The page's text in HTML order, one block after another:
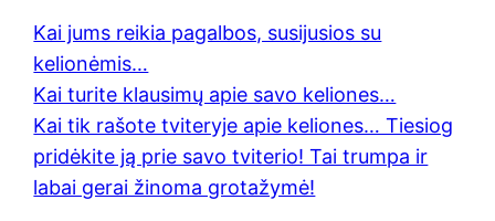
Kai jums reikia pagalbos, susijusios su
kelionėmis…
Kai turite klausimų apie savo keliones…
Kai tik rašote tviteryje apie keliones… Tiesiog
pridėkite ją prie savo tviterio! Tai trumpa ir
labai gerai žinoma grotažymė!